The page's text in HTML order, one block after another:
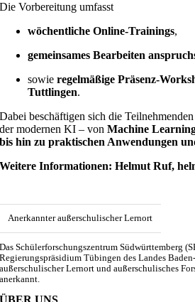
Die Vorbereitung umfasst
wöchentliche Online-Trainings,
gemeinsames Bearbeiten
sowieregelmäßige Präsenz-
Tuttlingen.
Dabei beschäftigen sich die
der modernen KI – vonMachine
bis hin zu praktischen Anwendungen
Weitere Informationen: Helmut Ruf,
Anerkannter außerschulischer Lernort
Das Schülerforschungszentrum Südwürttemberg
Regierungspräsidium Tübingen des Landes
außerschulischer Lernort und außerschulisches
anerkannt.